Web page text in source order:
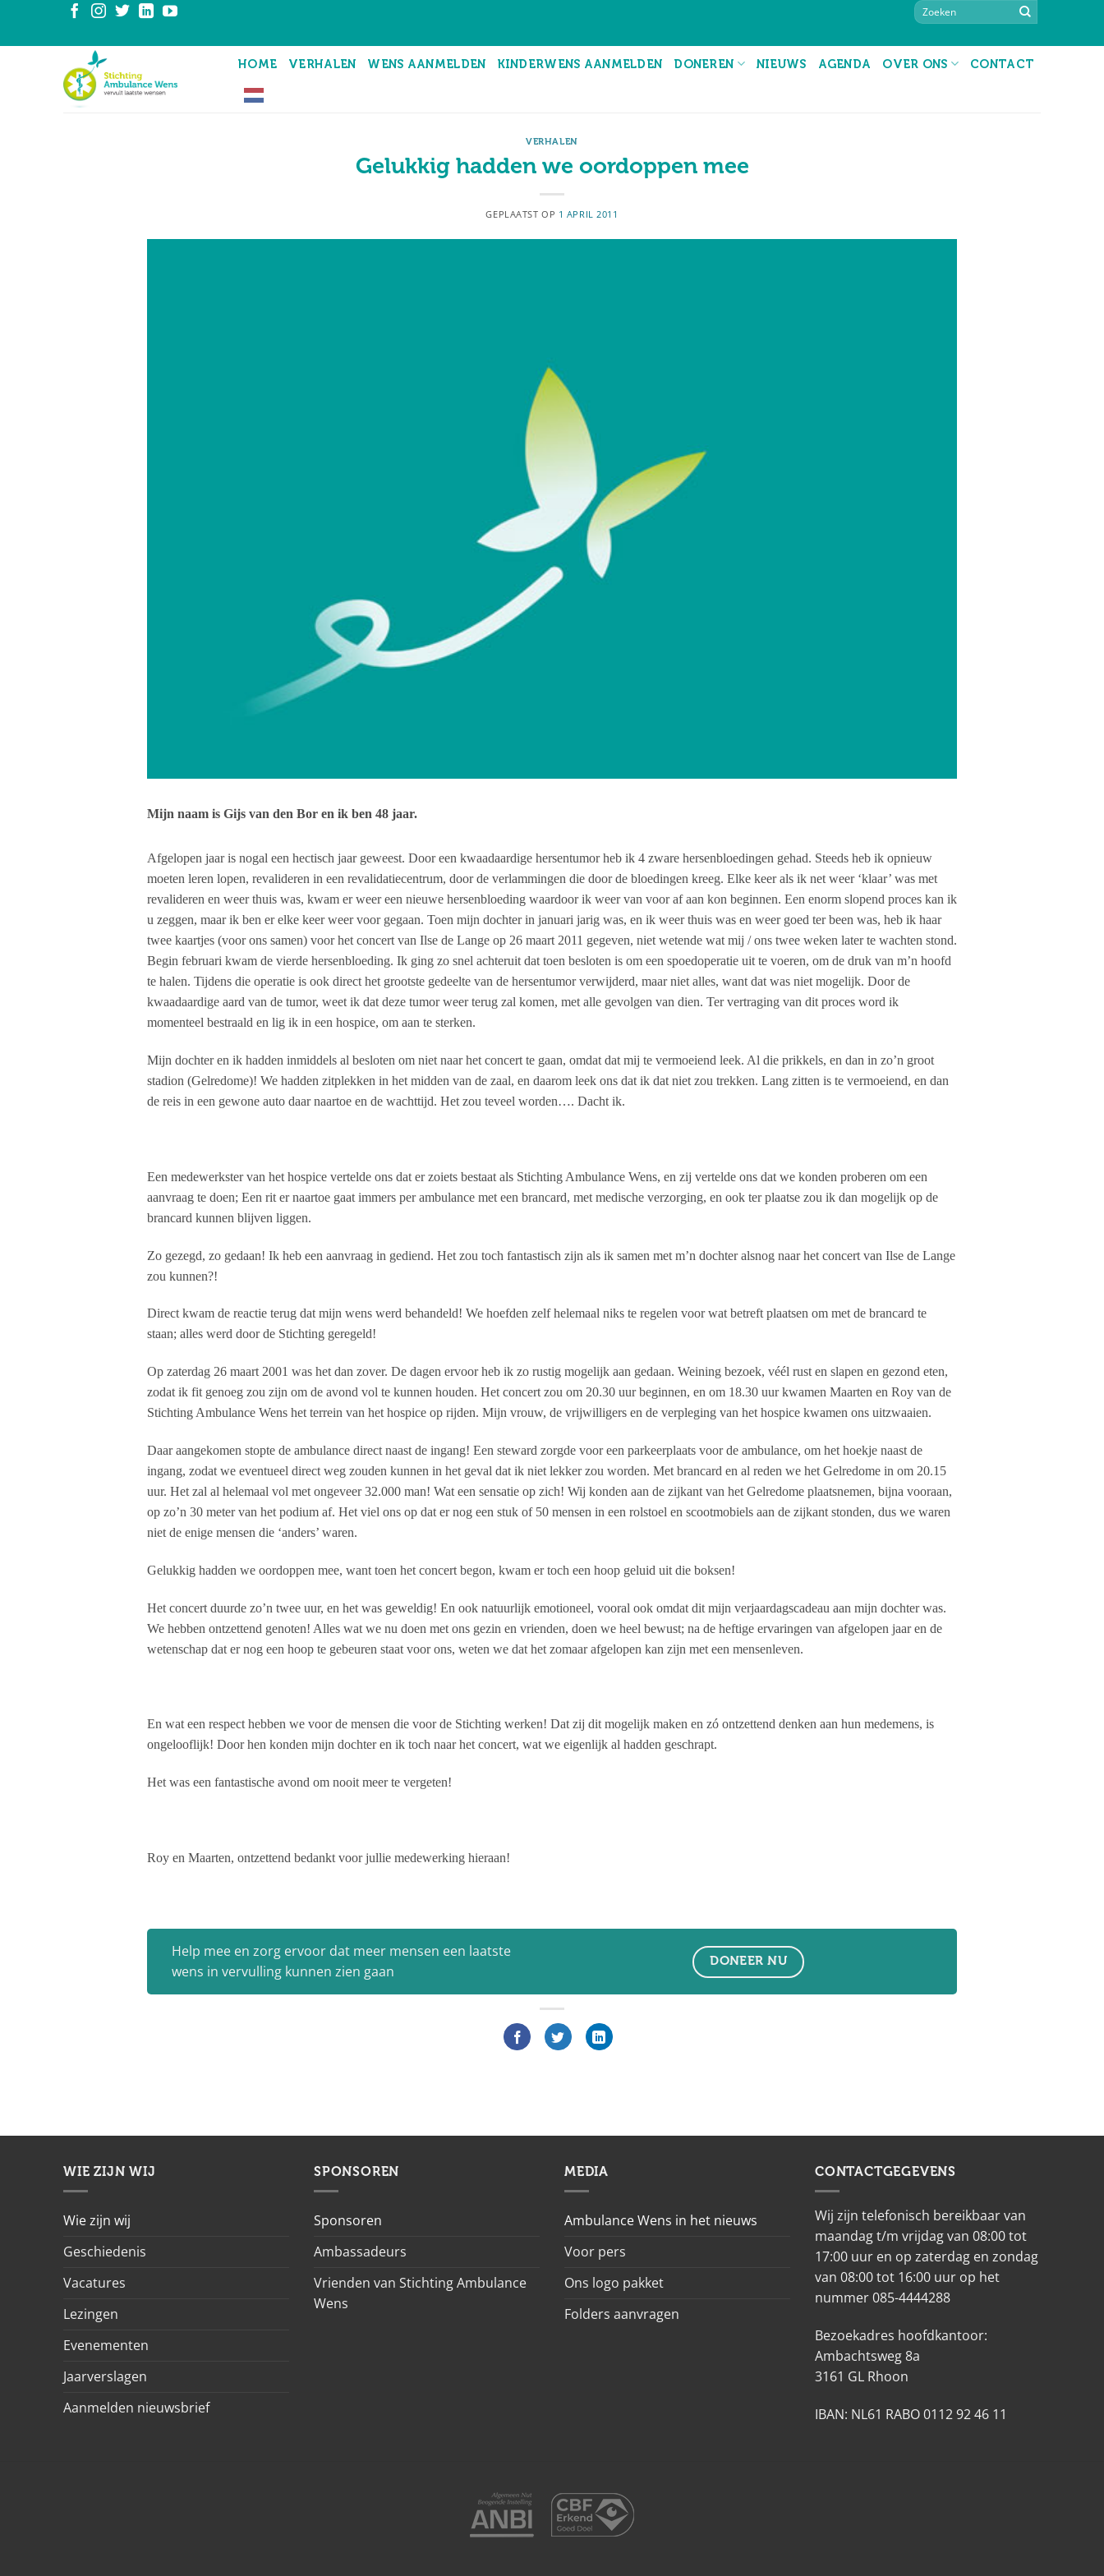
inhoud
HOME VERHALEN WENS AANMELDEN KINDERWENS AANMELDEN DONEREN NIEUWS AGENDA OVER ONS CONTACT
VERHALEN
Gelukkig hadden we oordoppen mee
GEPLAATST OP 1 APRIL 2011
Mijn naam is Gijs van den Bor en ik ben 48 jaar.
Afgelopen jaar is nogal een hectisch jaar geweest. Door een kwaadaardige hersentumor heb ik 4 zware hersenbloedingen gehad. Steeds heb ik opnieuw
moeten leren lopen, revalideren in een revalidatiecentrum, door de verlammingen die door de bloedingen kreeg. Elke keer als ik net weer ‘klaar’ was met
revalideren en weer thuis was, kwam er weer een nieuwe hersenbloeding waardoor ik weer van voor af aan kon beginnen. Een enorm slopend proces kan ik
u zeggen, maar ik ben er elke keer weer voor gegaan. Toen mijn dochter in januari jarig was, en ik weer thuis was en weer goed ter been was, heb ik haar
twee kaartjes (voor ons samen) voor het concert van Ilse de Lange op 26 maart 2011 gegeven, niet wetende wat mij / ons twee weken later te wachten stond.
Begin februari kwam de vierde hersenbloeding. Ik ging zo snel achteruit dat toen besloten is om een spoedoperatie uit te voeren, om de druk van m’n hoofd
te halen. Tijdens die operatie is ook direct het grootste gedeelte van de hersentumor verwijderd, maar niet alles, want dat was niet mogelijk. Door de
kwaadaardige aard van de tumor, weet ik dat deze tumor weer terug zal komen, met alle gevolgen van dien. Ter vertraging van dit proces word ik
momenteel bestraald en lig ik in een hospice, om aan te sterken.
Mijn dochter en ik hadden inmiddels al besloten om niet naar het concert te gaan, omdat dat mij te vermoeiend leek. Al die prikkels, en dan in zo’n groot
stadion (Gelredome)! We hadden zitplekken in het midden van de zaal, en daarom leek ons dat ik dat niet zou trekken. Lang zitten is te vermoeiend, en dan
de reis in een gewone auto daar naartoe en de wachttijd. Het zou teveel worden…. Dacht ik.
Een medewerkster van het hospice vertelde ons dat er zoiets bestaat als Stichting Ambulance Wens, en zij vertelde ons dat we konden proberen om een
aanvraag te doen; Een rit er naartoe gaat immers per ambulance met een brancard, met medische verzorging, en ook ter plaatse zou ik dan mogelijk op de
brancard kunnen blijven liggen.
Zo gezegd, zo gedaan! Ik heb een aanvraag in gediend. Het zou toch fantastisch zijn als ik samen met m’n dochter alsnog naar het concert van Ilse de Lange
zou kunnen?!
Direct kwam de reactie terug dat mijn wens werd behandeld! We hoefden zelf helemaal niks te regelen voor wat betreft plaatsen om met de brancard te
staan; alles werd door de Stichting geregeld!
Op zaterdag 26 maart 2001 was het dan zover. De dagen ervoor heb ik zo rustig mogelijk aan gedaan. Weining bezoek, véél rust en slapen en gezond eten,
zodat ik fit genoeg zou zijn om de avond vol te kunnen houden. Het concert zou om 20.30 uur beginnen, en om 18.30 uur kwamen Maarten en Roy van de
Stichting Ambulance Wens het terrein van het hospice op rijden. Mijn vrouw, de vrijwilligers en de verpleging van het hospice kwamen ons uitzwaaien.
Daar aangekomen stopte de ambulance direct naast de ingang! Een steward zorgde voor een parkeerplaats voor de ambulance, om het hoekje naast de
ingang, zodat we eventueel direct weg zouden kunnen in het geval dat ik niet lekker zou worden. Met brancard en al reden we het Gelredome in om 20.15
uur. Het zal al helemaal vol met ongeveer 32.000 man! Wat een sensatie op zich! Wij konden aan de zijkant van het Gelredome plaatsnemen, bijna vooraan,
op zo’n 30 meter van het podium af. Het viel ons op dat er nog een stuk of 50 mensen in een rolstoel en scootmobiels aan de zijkant stonden, dus we waren
niet de enige mensen die ‘anders’ waren.
Gelukkig hadden we oordoppen mee, want toen het concert begon, kwam er toch een hoop geluid uit die boksen!
Het concert duurde zo’n twee uur, en het was geweldig! En ook natuurlijk emotioneel, vooral ook omdat dit mijn verjaardagscadeau aan mijn dochter was.
We hebben ontzettend genoten! Alles wat we nu doen met ons gezin en vrienden, doen we heel bewust; na de heftige ervaringen van afgelopen jaar en de
wetenschap dat er nog een hoop te gebeuren staat voor ons, weten we dat het zomaar afgelopen kan zijn met een mensenleven.
En wat een respect hebben we voor de mensen die voor de Stichting werken! Dat zij dit mogelijk maken en zó ontzettend denken aan hun medemens, is
ongelooflijk! Door hen konden mijn dochter en ik toch naar het concert, wat we eigenlijk al hadden geschrapt.
Het was een fantastische avond om nooit meer te vergeten!
Roy en Maarten, ontzettend bedankt voor jullie medewerking hieraan!
Help mee en zorg ervoor dat meer mensen een laatste
wens in vervulling kunnen zien gaan
DONEER NU
WIE ZIJN WIJ
Wie zijn wij
Geschiedenis
Vacatures
Lezingen
Evenementen
Jaarverslagen
Aanmelden nieuwsbrief
SPONSOREN
Sponsoren
Ambassadeurs
Vrienden van Stichting Ambulance
Wens
MEDIA
Ambulance Wens in het nieuws
Voor pers
Ons logo pakket
Folders aanvragen
CONTACTGEGEVENS
Wij zijn telefonisch bereikbaar van
maandag t/m vrijdag van 08:00 tot
17:00 uur en op zaterdag en zondag
van 08:00 tot 16:00 uur op het
nummer 085-4444288
Bezoekadres hoofdkantoor:
Ambachtsweg 8a
3161 GL Rhoon
IBAN: NL61 RABO 0112 92 46 11